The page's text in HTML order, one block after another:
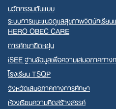
นวัตกรรมต้นแบบ
ระบบการแนะแนวดูแลสุขภาพจิตนักเรียน
HERO OBEC CARE
การศึกษายืดหยุ่น
iSEE ฐานข้อมูลเพื่อความเสมอภาคทาง
โรงเรียน TSQP
จังหวัดเสมอภาคทางการศึกษา
ห้องเรียนความคิดสร้างสรรค์